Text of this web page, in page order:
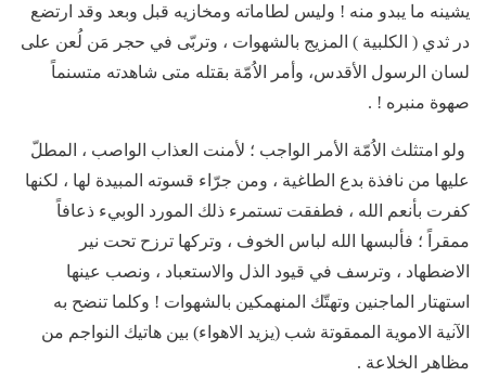
يشينه ما يبدو منه ! وليس لطاماته ومخازيه قبل وبعد وقد ارتضع
در ثدي ( الكلبية ) المزيج بالشهوات ، وتربّى في حجر مَن لُعن على
لسان الرسول الأقدس، وأمر الاُمّة بقتله متى شاهدته متسنماً
صهوة منبره ! .
ولو امتثلث الاُمّة الأمر الواجب ؛ لأمنت العذاب الواصب ، المطلّ
عليها من نافذة بدع الطاغية ، ومن جرّاء قسوته المبيدة لها ، لكنها
كفرت بأنعم الله ، فطفقت تستمرء ذلك المورد الوبيء ذعافاً
ممقراً ؛ فألبسها الله لباس الخوف ، وتركها ترزح تحت نير
الاضطهاد ، وترسف في قيود الذل والاستعباد ، ونصب عينها
استهتار الماجنين وتهتّك المنهمكين بالشهوات ! وكلما تنضح به
الآنية الاموية الممقوتة شب (يزيد الاهواء) بين هاتيك النواجم من
مظاهر الخلاعة .